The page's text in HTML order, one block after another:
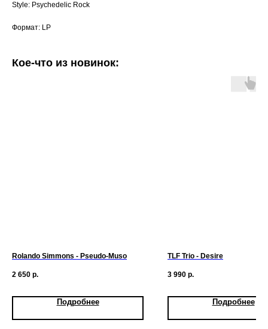
Style: Psychedelic Rock
Формат: LP
Кое-что из новинок:
Rolando Simmons - Pseudo-Muso
2 650 р.
Подробнее
TLF Trio - Desire
3 990 р.
Подробнее